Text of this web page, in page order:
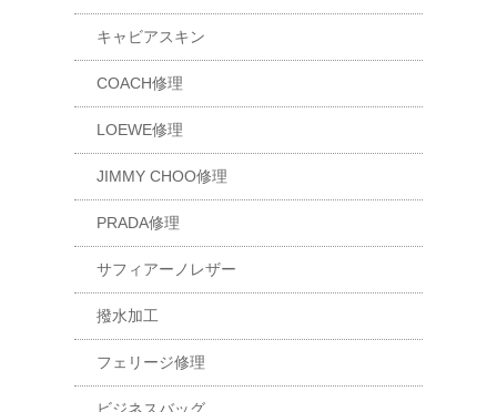
キャビアスキン
COACH修理
LOEWE修理
JIMMY CHOO修理
PRADA修理
サフィアーノレザー
撥水加工
フェリージ修理